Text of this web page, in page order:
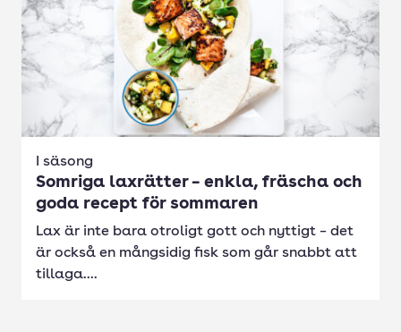
I säsong
Somriga laxrätter – enkla, fräscha och
goda recept för sommaren
Lax är inte bara otroligt gott och nyttigt – det
är också en mångsidig fisk som går snabbt att
tillaga....